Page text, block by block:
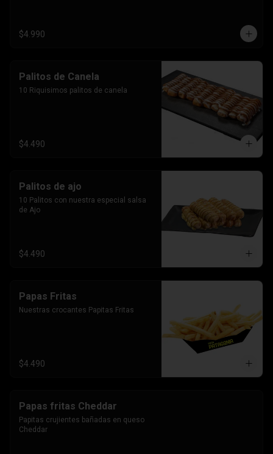
$4.990
Palitos de Canela
10 Riquisimos palitos de canela
$4.490
Palitos de ajo
10 Palitos con nuestra especial salsa
de Ajo
$4.490
Papas Fritas
Nuestras crocantes Papitas Fritas
$4.490
Papas fritas Cheddar
Papitas crujientes bañadas en queso
Cheddar